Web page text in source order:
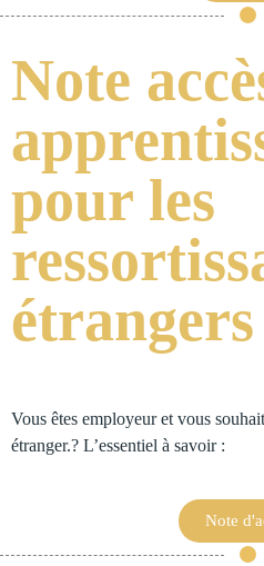
Note
pour les
étrangers
Vous êtes employeur et vous
étranger.? L’essentiel à savoir :
Note